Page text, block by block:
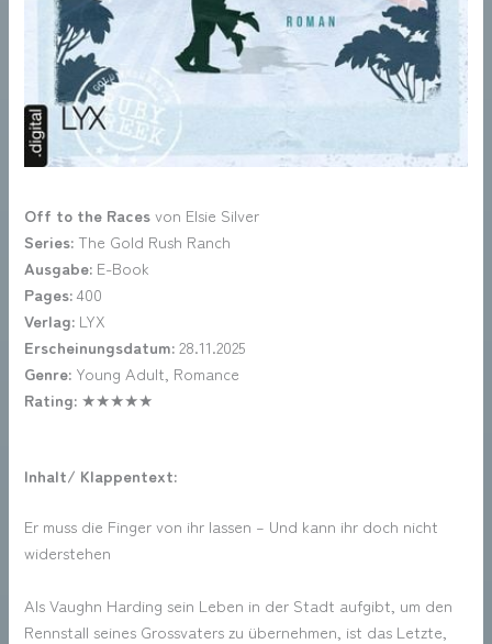
Off to the Racesvon Elsie Silver
Series: The Gold Rush Ranch
Ausgabe: E-Book
Pages:400
Verlag: LYX
Erscheinungsdatum:28.11.2025
Genre: Young Adult, Romance
Rating: ★★★★★
Inhalt/ Klappentext:
Er muss die Finger von ihr lassen – Und kann ihr doch nicht
widerstehen
Als Vaughn Harding sein Leben in der Stadt aufgibt, um den
Rennstall seines Grossvaters zu übernehmen, ist das Letzte,